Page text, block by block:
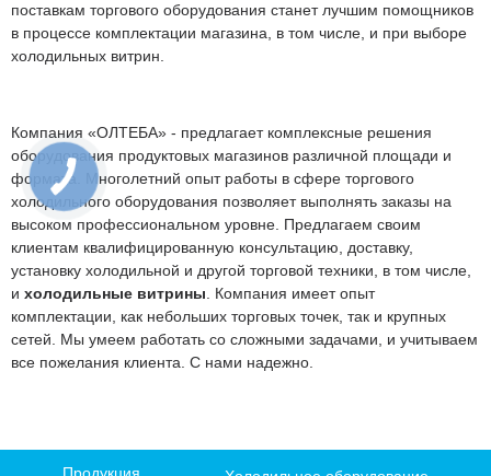
поставкам торгового оборудования станет лучшим помощников
в процессе комплектации магазина, в том числе, и при выборе
холодильных витрин.
Компания «ОЛТЕБА» - предлагает комплексные решения
оборудования продуктовых магазинов различной площади и
формата. Многолетний опыт работы в сфере торгового
холодильного оборудования позволяет выполнять заказы на
высоком профессиональном уровне. Предлагаем своим
клиентам квалифицированную консультацию, доставку,
установку холодильной и другой торговой техники, в том числе,
и холодильные витрины . Компания имеет опыт
комплектации, как небольших торговых точек, так и крупных
сетей. Мы умеем работать со сложными задачами, и учитываем
все пожелания клиента. С нами надежно.